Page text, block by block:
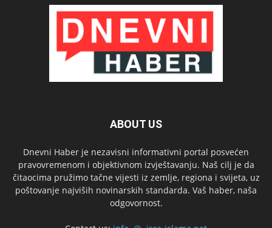
ABOUT US
Dnevni Haber je nezavisni informativni portal posvećen
pravovremenom i objektivnom izvještavanju. Naš cilj je da
čitaocima pružimo tačne vijesti iz zemlje, regiona i svijeta, uz
poštovanje najviših novinarskih standarda. Vaš haber, naša
odgovornost.